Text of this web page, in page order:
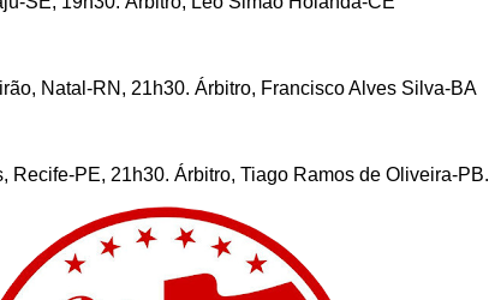
Natal-RN, 21h30. Árbitro, Francisco Alves Silva-BA
Recife-PE, 21h30. Árbitro, Tiago Ramos de Oliveira-PB.